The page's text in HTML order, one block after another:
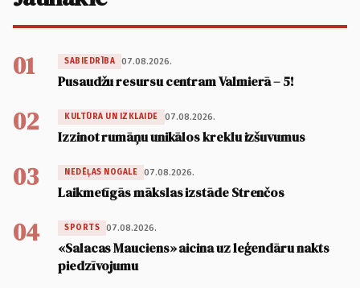
01 SABIEDRĪBA 07.08.2026.
Pusaudžu resursu centram Valmierā – 5!
02 KULTŪRA UN IZKLAIDE 07.08.2026.
Izzinot rumāņu unikālos kreklu izšuvumus
03 NEDĒĻAS NOGALE 07.08.2026.
Laikmetīgās mākslas izstāde Strenčos
04 SPORTS 07.08.2026.
«Salacas Mauciens» aicina uz leģendāru nakts
piedzīvojumu